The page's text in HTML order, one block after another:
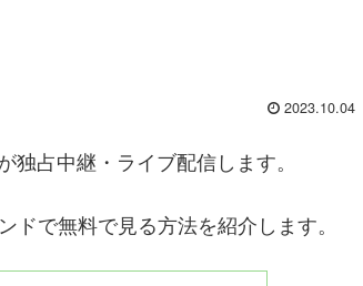
2023.10.04
占中継・ライブ配信します。
で無料で見る方法を紹介します。